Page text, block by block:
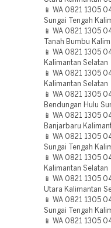
📱 WA 0821 1305
Sungai Tengah
📱 WA 0821 1305
Tanah Bumbu
📱 WA 0821 1305
Kalimantan Selatan
📱 WA 0821 1305
Kalimantan Selatan
📱 WA 0821 1305
Bendungan Hulu
📱 WA 0821 1305
Banjarbaru
📱 WA 0821 1305
Sungai Tengah
📱 WA 0821 1305
Kalimantan Selatan
📱 WA 0821 1305
Utara Kalimantan
📱 WA 0821 1305
Sungai Tengah
📱 WA 0821 1305